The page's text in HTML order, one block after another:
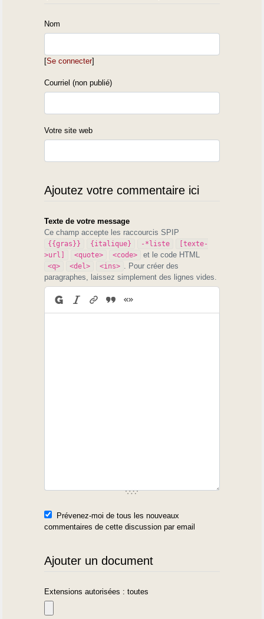
Nom
[Se connecter]
Courriel (non publié)
Votre site web
Ajoutez votre commentaire ici
Texte de votre message
Ce champ accepte les raccourcis SPIP
{{gras}} {italique} -*liste
[texte-
>url]
<quote> <code> et le code HTML
<q> <del> <ins>
. Pour créer des
paragraphes, laissez simplement des lignes vides.
Prévenez-moi de tous les nouveaux
commentaires de cette discussion par email
Ajouter un document
Extensions autorisées : toutes